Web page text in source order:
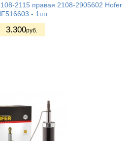
2115 правая 2108-2905602 Hofer
- 1шт
3.300руб.